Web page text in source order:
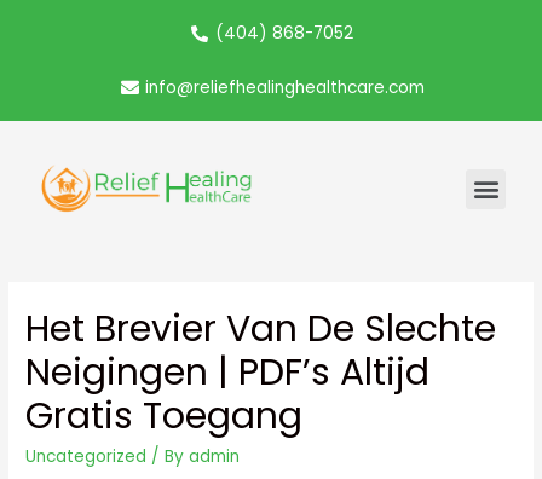
(404) 868-7052
info@reliefhealinghealthcare.com
Het Brevier Van De Slechte
Neigingen | PDF’s Altijd
Gratis Toegang
Uncategorized / Byadmin